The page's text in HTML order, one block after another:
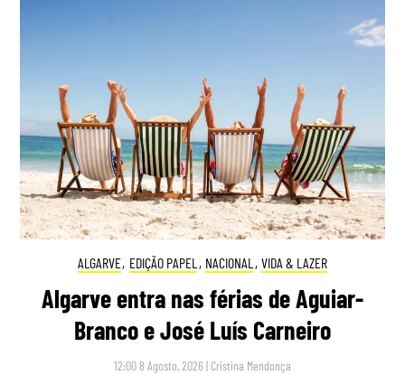
ALGARVE, EDIÇÃO PAPEL , NACIONAL , VIDA & LAZER
Algarve entra nas férias de Aguiar-
Branco e José Luís Carneiro
12:00 8 Agosto, 2026 | Cristina Mendonça